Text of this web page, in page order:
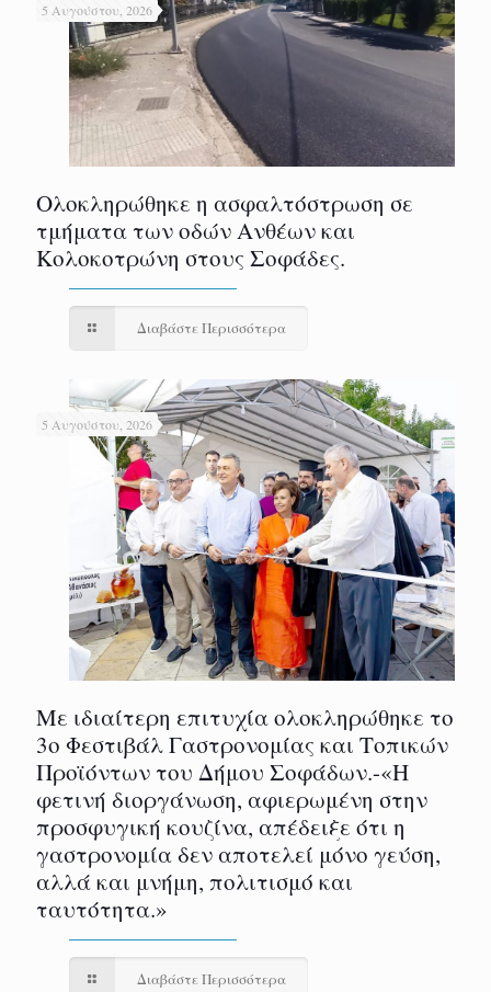
5 Αυγούστου, 2026
Ολοκληρώθηκε η ασφαλτόστρωση σε
τμήματα των οδών Ανθέων και
Κολοκοτρώνη στους Σοφάδες.
Διαβάστε Περισσότερα
5 Αυγούστου, 2026
Με ιδιαίτερη επιτυχία ολοκληρώθηκε το
3ο Φεστιβάλ Γαστρονομίας και Τοπικών
Προϊόντων του Δήμου Σοφάδων.-«Η
φετινή διοργάνωση, αφιερωμένη στην
προσφυγική κουζίνα, απέδειξε ότι η
γαστρονομία δεν αποτελεί μόνο γεύση,
αλλά και μνήμη, πολιτισμό και
ταυτότητα.»
Διαβάστε Περισσότερα